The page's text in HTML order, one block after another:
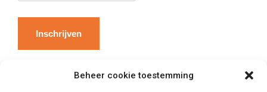
Beheer cookie toestemming